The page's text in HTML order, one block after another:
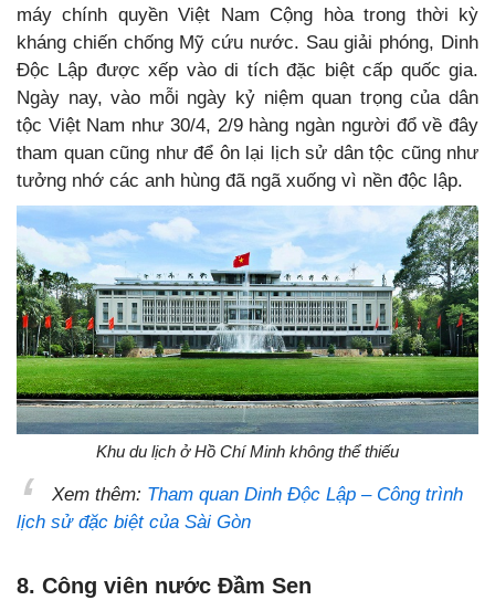
máy chính quyền Việt Nam Cộng hòa trong thời kỳ
kháng chiến chống Mỹ cứu nước. Sau giải phóng, Dinh
Độc Lập được xếp vào di tích đặc biệt cấp quốc gia.
Ngày nay, vào mỗi ngày kỷ niệm quan trọng của dân
tộc Việt Nam như 30/4, 2/9 hàng ngàn người đổ về đây
tham quan cũng như để ôn lại lịch sử dân tộc cũng như
tưởng nhớ các anh hùng đã ngã xuống vì nền độc lập.
Khu du lịch ở Hồ Chí Minh không thể thiếu
Xem thêm: Tham quan Dinh Độc Lập – Công trình
lịch sử đặc biệt của Sài Gòn
8. Công viên nước Đầm Sen